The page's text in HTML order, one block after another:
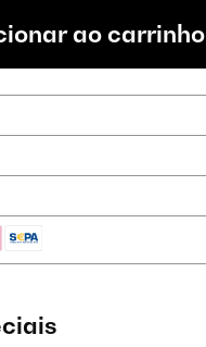
ao carrinho